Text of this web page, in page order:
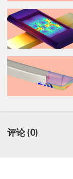
评论 (0)